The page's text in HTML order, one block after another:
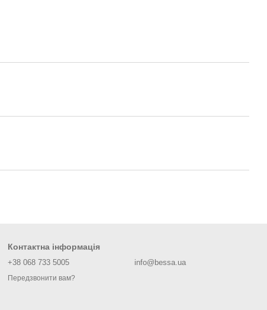
Контактна інформація
+38 068 733 5005
Передзвонити вам?
info@bessa.ua